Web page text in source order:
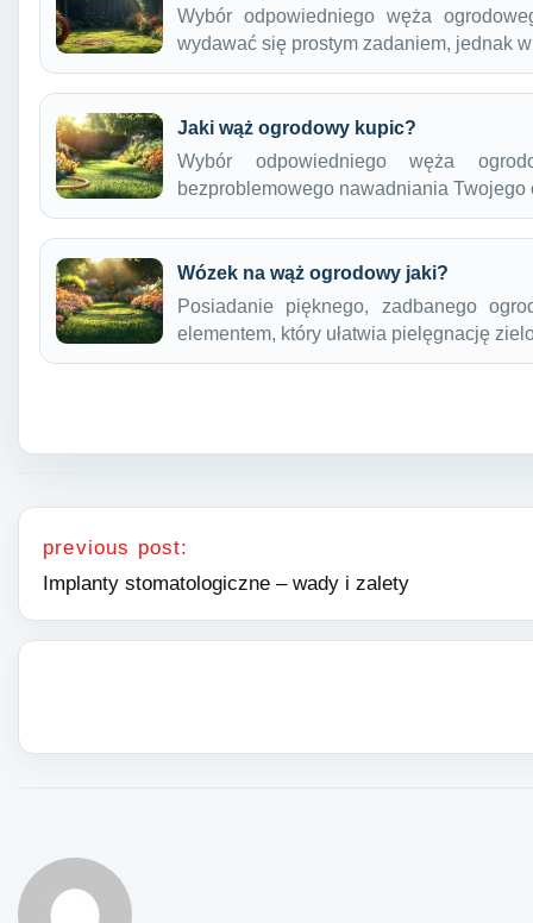
Wybór odpowiedniego węża
wydawać się prostym zadaniem, jednak
Jaki wąż ogrodowy kupic?
Wybór odpowiedniego węża
bezproblemowego nawadniania
Wózek na wąż ogrodowy jaki?
Posiadanie pięknego, zadbanego
elementem, który ułatwia pielęgnację
Nawigacja wpisu
previous post:
Implanty stomatologiczne – wady i zalety